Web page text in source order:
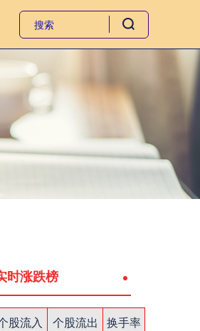
时涨跌榜
股流入 个股流出
换手率